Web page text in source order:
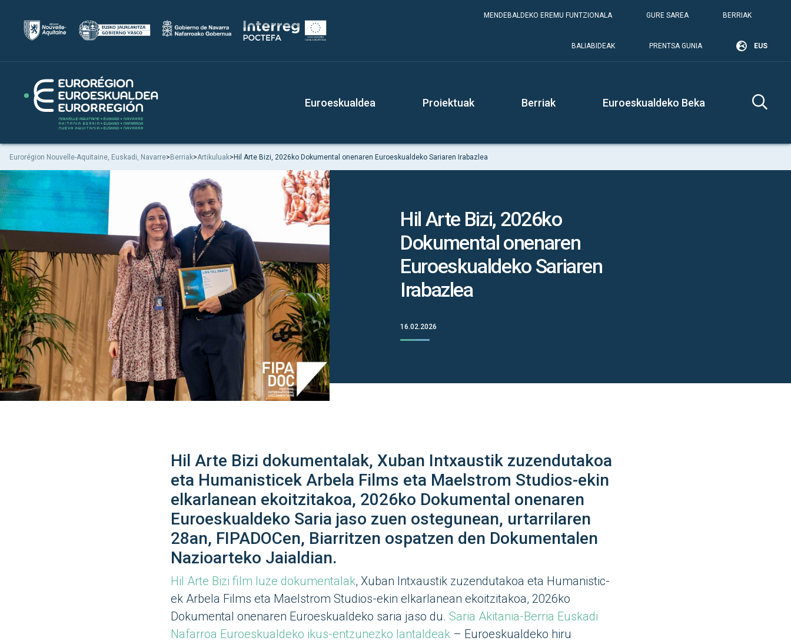
MENDEBALDEKO EREMU FUNTZIONALA GURE SAREA BERRIAK
BALIABIDEAK PRENTSA GUNIA EUS
Euroeskualdea Proiektuak Berriak Euroeskualdeko Beka
Eurorégion Nouvelle-Aquitaine, Euskadi, Navarre>Berriak>Artikuluak>Hil Arte Bizi, 2026ko Dokumental onenaren Euroeskualdeko Sariaren Irabazlea
Hil Arte Bizi, 2026ko
Dokumental onenaren
Euroeskualdeko Sariaren
Irabazlea
16.02.2026
Hil Arte Bizi dokumentalak, Xuban Intxaustik zuzendutakoa
eta Humanisticek Arbela Films eta Maelstrom Studios-ekin
elkarlanean ekoitzitakoa, 2026ko Dokumental onenaren
Euroeskualdeko Saria jaso zuen ostegunean, urtarrilaren
28an, FIPADOCen, Biarritzen ospatzen den Dokumentalen
Nazioarteko Jaialdian.
Hil Arte Bizi film luze dokumentalak, Xuban Intxaustik zuzendutakoa eta Humanistic-
ek Arbela Films eta Maelstrom Studios-ekin elkarlanean ekoitzitakoa, 2026ko
Dokumental onenaren Euroeskualdeko saria jaso du. Saria Akitania-Berria Euskadi
Nafarroa Euroeskualdeko ikus-entzunezko lantaldeak– Euroeskualdeko hiru